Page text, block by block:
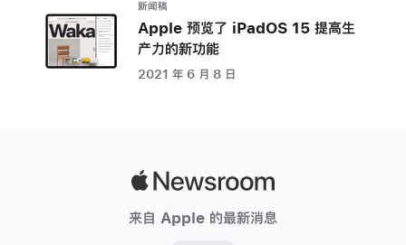
新
方
式
新闻稿
Apple 预览了 iPadOS 15 提高生
产力的新功能
2021 年 6 月 8 日
来自 Apple 的最新消息